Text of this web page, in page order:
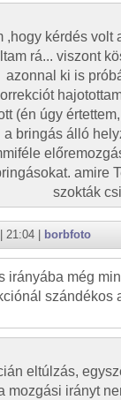
,hogy kérdés volt
rá... viszont
azonnal ki is
(én úgy
a bringás álló
amire
szokták
| 21:04 | borbfoto
irányába még
szándékos
eltúlzás,
mozgási irányt